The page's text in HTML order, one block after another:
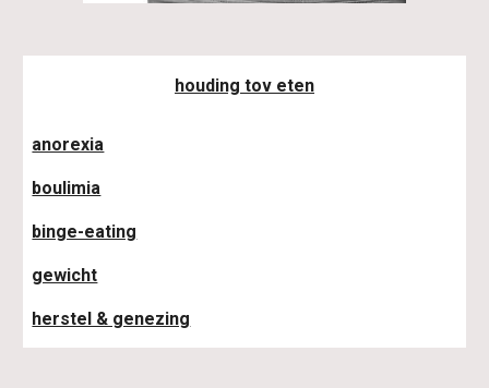
houding tov eten
anorexia
boulimia
binge-eating
gewicht
herstel & genezing